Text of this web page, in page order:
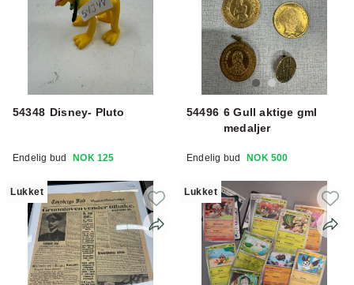
54348 Disney- Pluto
Endelig bud NOK 125
54496 6 Gull aktige gml
medaljer
Endelig bud NOK 500
Lukket Lukket